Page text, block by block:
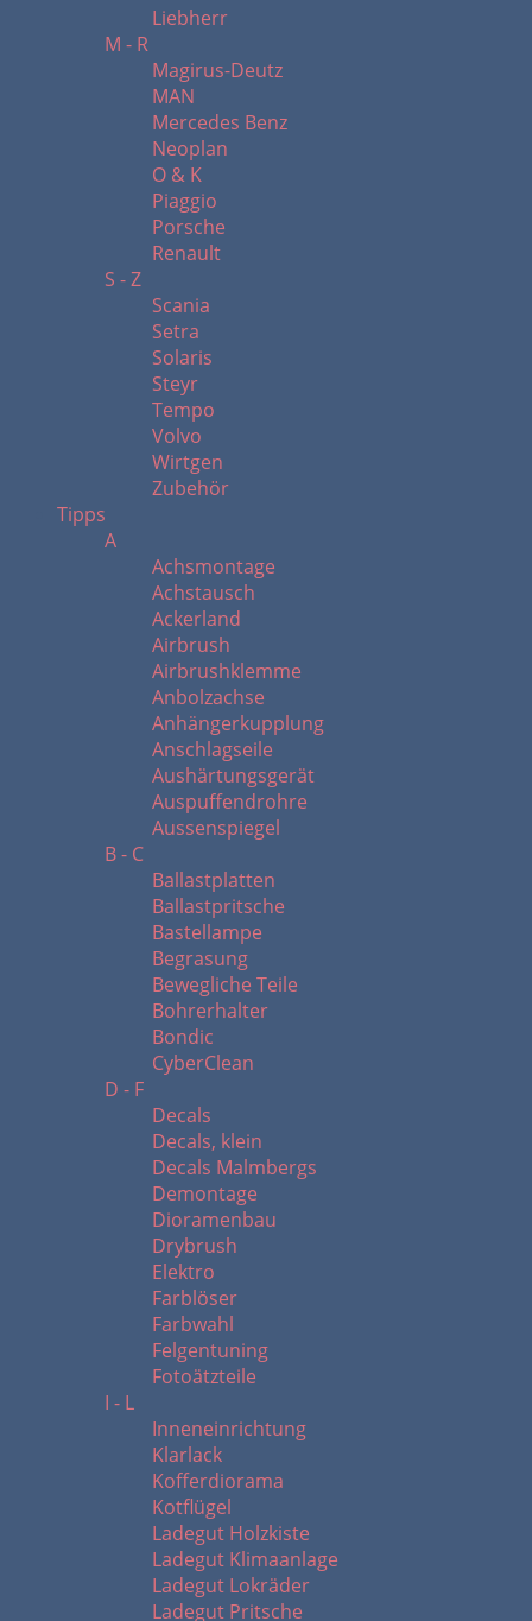
Liebherr
M - R
Magirus-Deutz
MAN
Mercedes Benz
Neoplan
O & K
Piaggio
Porsche
Renault
S - Z
Scania
Setra
Solaris
Steyr
Tempo
Volvo
Wirtgen
Zubehör
Tipps
A
Achsmontage
Achstausch
Ackerland
Airbrush
Airbrushklemme
Anbolzachse
Anhängerkupplung
Anschlagseile
Aushärtungsgerät
Auspuffendrohre
Aussenspiegel
B - C
Ballastplatten
Ballastpritsche
Bastellampe
Begrasung
Bewegliche Teile
Bohrerhalter
Bondic
CyberClean
D - F
Decals
Decals, klein
Decals Malmbergs
Demontage
Dioramenbau
Drybrush
Elektro
Farblöser
Farbwahl
Felgentuning
Fotoätzteile
I - L
Inneneinrichtung
Klarlack
Kofferdiorama
Kotflügel
Ladegut Holzkiste
Ladegut Klimaanlage
Ladegut Lokräder
Ladegut Pritsche